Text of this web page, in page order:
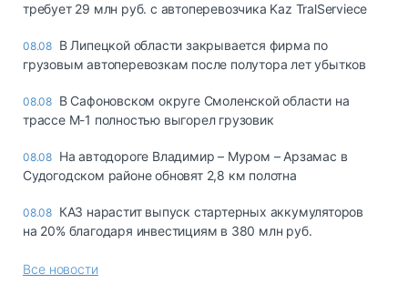
требует 29 млн руб. с автоперевозчика Kaz TralServiece
08.08 В Липецкой области закрывается фирма по
грузовым автоперевозкам после полутора лет убытков
08.08 В Сафоновском округе Смоленской области на
трассе М-1 полностью выгорел грузовик
08.08 На автодороге Владимир – Муром – Арзамас в
Судогодском районе обновят 2,8 км полотна
08.08 КАЗ нарастит выпуск стартерных аккумуляторов
на 20% благодаря инвестициям в 380 млн руб.
Все новости